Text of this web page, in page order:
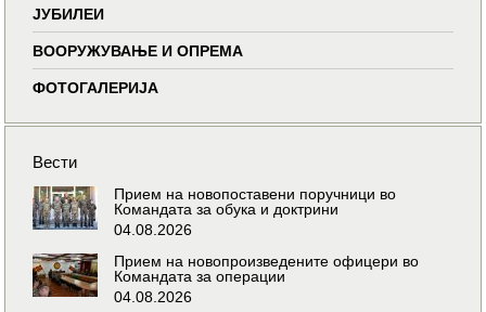
ЈУБИЛЕИ
ВООРУЖУВАЊЕ И ОПРЕМА
ФОТОГАЛЕРИЈА
Вести
Прием на новопоставени поручници во
Командата за обука и доктрини
04.08.2026
Прием на новопроизведените офицери во
Командата за операции
04.08.2026